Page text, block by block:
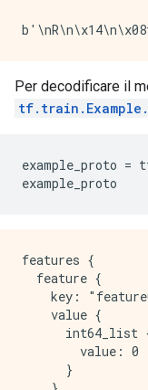
Per decodificare il
example_proto =
example_proto
features {
  feature {
key:
    value {
int64_list
        value: 0
      }